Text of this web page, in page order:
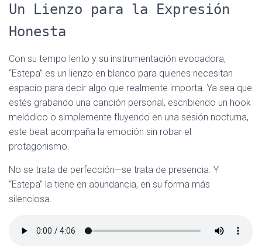
Un Lienzo para la Expresión
Honesta
Con su tempo lento y su instrumentación evocadora,
“Estepa” es un lienzo en blanco para quienes necesitan
espacio para decir algo que realmente importa. Ya sea que
estés grabando una canción personal, escribiendo un hook
melódico o simplemente fluyendo en una sesión nocturna,
este beat acompaña la emoción sin robar el
protagonismo.
No se trata de perfección—se trata de presencia. Y
“Estepa” la tiene en abundancia, en su forma más
silenciosa.